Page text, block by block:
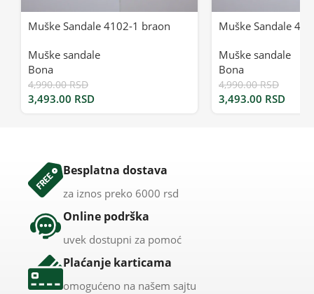
Muške Sandale 4102-1 braon
Muške sandale
Bona
4,990.00RSD
3,493.00 RSD
Muške Sandale
Muške sandale
Bona
4,990.00RSD
3,493.00 RSD
Besplatna dostava
za iznos preko 6000 rsd
Online podrška
uvek dostupni za pomoć
Plaćanje karticama
omogućeno na našem sajtu